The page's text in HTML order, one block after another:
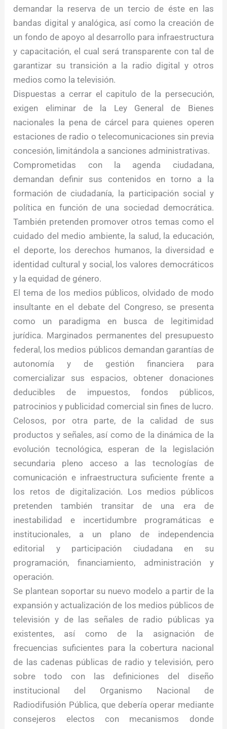
demandar la reserva de un tercio de éste en las
bandas digital y analógica, así como la creación de
un fondo de apoyo al desarrollo para infraestructura
y capacitación, el cual será transparente con tal de
garantizar su transición a la radio digital y otros
medios como la televisión.
Dispuestas a cerrar el capitulo de la persecución,
exigen eliminar de la Ley General de Bienes
nacionales la pena de cárcel para quienes operen
estaciones de radio o telecomunicaciones sin previa
concesión, limitándola a sanciones administrativas.
Comprometidas con la agenda ciudadana,
demandan definir sus contenidos en torno a la
formación de ciudadanía, la participación social y
política en función de una sociedad democrática.
También pretenden promover otros temas como el
cuidado del medio ambiente, la salud, la educación,
el deporte, los derechos humanos, la diversidad e
identidad cultural y social, los valores democráticos
y la equidad de género.
El tema de los medios públicos, olvidado de modo
insultante en el debate del Congreso, se presenta
como un paradigma en busca de legitimidad
jurídica. Marginados permanentes del presupuesto
federal, los medios públicos demandan garantías de
autonomía y de gestión financiera para
comercializar sus espacios, obtener donaciones
deducibles de impuestos, fondos públicos,
patrocinios y publicidad comercial sin fines de lucro.
Celosos, por otra parte, de la calidad de sus
productos y señales, así como de la dinámica de la
evolución tecnológica, esperan de la legislación
secundaria pleno acceso a las tecnologías de
comunicación e infraestructura suficiente frente a
los retos de digitalización. Los medios públicos
pretenden también transitar de una era de
inestabilidad e incertidumbre programáticas e
institucionales, a un plano de independencia
editorial y participación ciudadana en su
programación, financiamiento, administración y
operación.
Se plantean soportar su nuevo modelo a partir de la
expansión y actualización de los medios públicos de
televisión y de las señales de radio públicas ya
existentes, así como de la asignación de
frecuencias suficientes para la cobertura nacional
de las cadenas públicas de radio y televisión, pero
sobre todo con las definiciones del diseño
institucional del Organismo Nacional de
Radiodifusión Pública, que debería operar mediante
consejeros electos con mecanismos donde